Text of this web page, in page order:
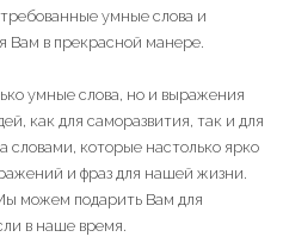
умные слова и
Вам в прекрасной манере.
умные слова, но и выражения
как для саморазвития, так и для
словами, которые настолько ярко
и фраз для нашей жизни.
можем подарить Вам для
в наше время.